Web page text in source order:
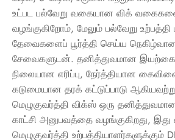
உட்பட பல்வேறு வகையான விக்
வழங்குகிறோம், மேலும் பல்வேறு உற்பத்தி
தேவைகளைப் பூர்த்தி செய்ய
சேவைகளுடன். தனித்துவமான
நிலையான எரிப்பு, நேர்த்தியான
கடுமையான தரக் கட்டுப்பாடு
மெழுகுவர்த்தி விக்ஸ் ஒரு
காட்சி அனுபவத்தை வழங்குகிறது,
மெழுகுவர்த்தி உற்பத்தியாளர்களுக்கும்